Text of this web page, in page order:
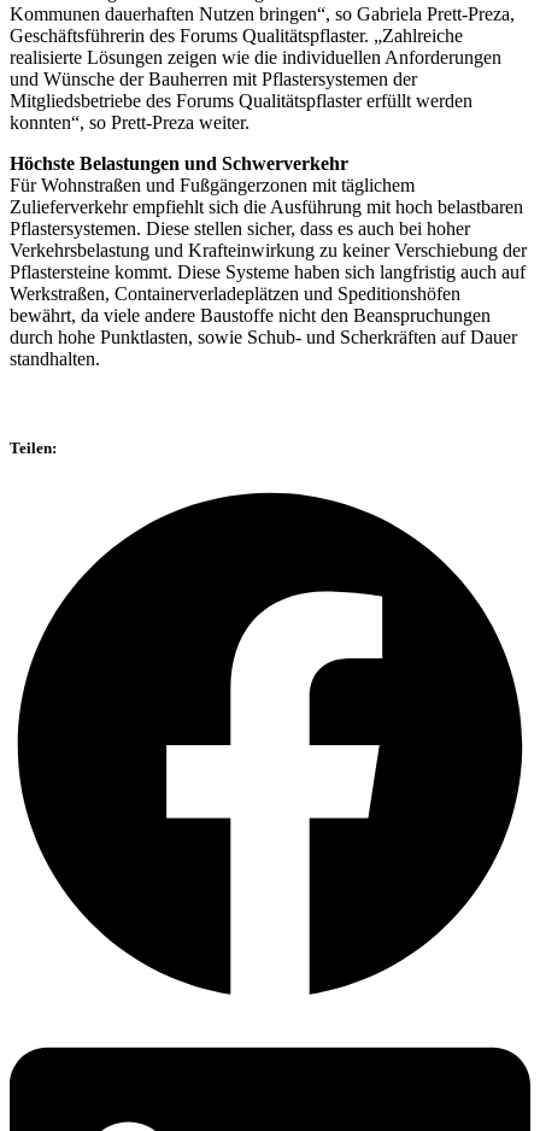
Kommunen dauerhaften Nutzen bringen“, so Gabriela Prett-Preza,
Geschäftsführerin des Forums Qualitätspflaster. „Zahlreiche
realisierte Lösungen zeigen wie die individuellen Anforderungen
und Wünsche der Bauherren mit Pflastersystemen der
Mitgliedsbetriebe des Forums Qualitätspflaster erfüllt werden
konnten“, so Prett-Preza weiter.
Höchste Belastungen und Schwerverkehr
Für Wohnstraßen und Fußgängerzonen mit täglichem
Zulieferverkehr empfiehlt sich die Ausführung mit hoch belastbaren
Pflastersystemen. Diese stellen sicher, dass es auch bei hoher
Verkehrsbelastung und Krafteinwirkung zu keiner Verschiebung der
Pflastersteine kommt. Diese Systeme haben sich langfristig auch auf
Werkstraßen, Containerverladeplätzen und Speditionshöfen
bewährt, da viele andere Baustoffe nicht den Beanspruchungen
durch hohe Punktlasten, sowie Schub- und Scherkräften auf Dauer
standhalten.
Teilen: